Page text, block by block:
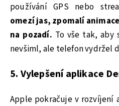
používání GPS nebo
omezí jas, zpomalí
na pozadí. To vše tak,
nevšiml, ale telefon vydržel
5. Vylepšení aplikace
Apple pokračuje v rozvíjení